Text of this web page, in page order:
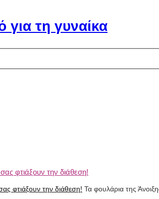
φτιάξουν την διάθεση!
Τα φουλάρια της